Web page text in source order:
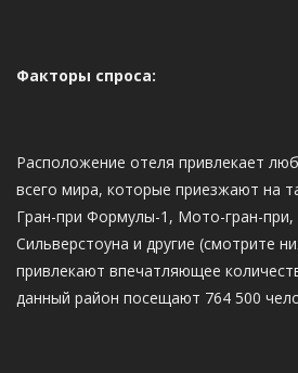
Факторы спроса:
Расположение отеля привлекает
всего мира, которые приезжают на
Гран-при Формулы-1, Мото-гран-при,
Сильверстоуна и другие (смотрите
привлекают впечатляющее
данный район посещают 764 500